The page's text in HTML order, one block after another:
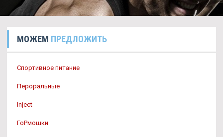
МОЖЕМ ПРЕДЛОЖИТЬ
Спортивное питание
Пероральные
Inject
ГоРмошки